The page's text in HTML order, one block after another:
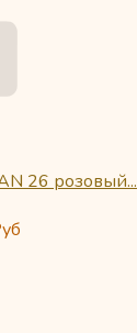
26 розовый...